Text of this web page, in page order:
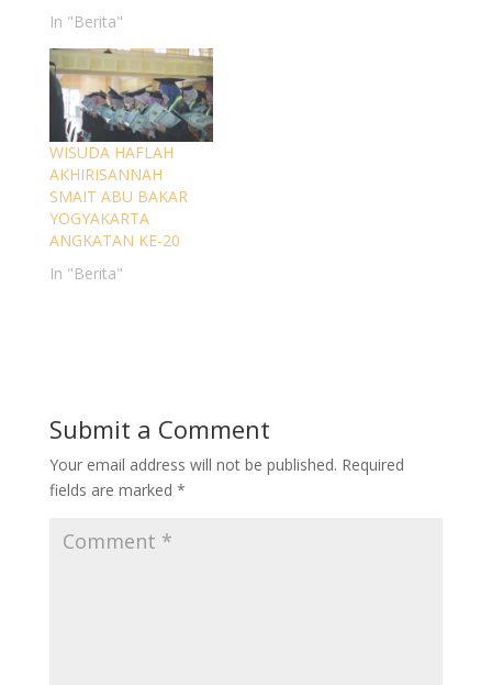
In "Berita"
WISUDA HAFLAH
AKHIRISANNAH
SMAIT ABU BAKAR
YOGYAKARTA
ANGKATAN KE-20
In "Berita"
Submit a Comment
Your email address will not be published. Required
fields are marked *